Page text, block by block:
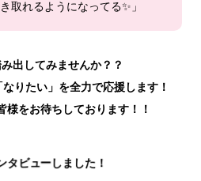
取れるようになってる✨」
出してみませんか？？
りたい」を全力で応援します！
様をお待ちしております！！
タビューしました！